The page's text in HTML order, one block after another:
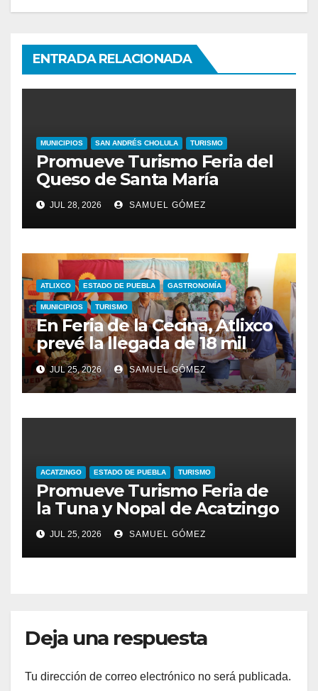
ENTRADA RELACIONADA
MUNICIPIOS SAN ANDRÉS CHOLULA TURISMO
Promueve Turismo Feria del
Queso de Santa María
JUL 28, 2026 SAMUEL GÓMEZ
ATLIXCO ESTADO DE PUEBLA GASTRONOMÍA
MUNICIPIOS TURISMO
En Feria de la Cecina, Atlixco
prevé la llegada de 18 mil
turistas
JUL 25, 2026 SAMUEL GÓMEZ
ACATZINGO ESTADO DE PUEBLA TURISMO
Promueve Turismo Feria de
la Tuna y Nopal de Acatzingo
JUL 25, 2026 SAMUEL GÓMEZ
Deja una respuesta
Tu dirección de correo electrónico no será publicada.